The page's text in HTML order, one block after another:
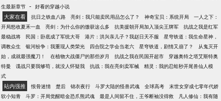
生最新章节 - 好看的穿越小说
大家在看 抗日之铁血八路 亮剑：我只能卖民用品怎么了？ 神奇宝贝：系统开局
一人之下：
开局怒收夏禾一血
亮剑：为什么你的缴获这么多 抗美援朝开局加入顶尖王牌军
抗战之我是红军
最稳战将
民国：卧底成了军统大哥 港片：洪兴亲儿子？我赵日天不服
星穹铁道：我生命星神，
调教众生
银河纷争：我重现人类荣光 四合院之学会当老六 星穹铁道，剧情又崩了？
从鬼灭开
始，成就最强魔刀！
在植物大战僵尸的那些岁月 抗战之我在民国开超市
穿越奥特之塔艾斯特奥
特曼
谍战只要我够苟，就没人怀疑我 抗战：我在亮剑卖军械
精灵：我的忍蛙秒开尾兽仙人模
式
站内强推 恨骨迷情 楚后 锦衣夜行 斗罗大陆的怪兽武魂 全球高考
末世女穿成七零年代娇
软小知青
斗罗：开局觉醒暗金恐爪熊武魂 最是人间留不住，王爷断袖没得救
凡人修仙：我有随